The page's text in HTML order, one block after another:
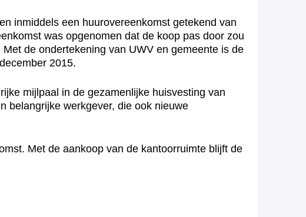
inmiddels een huurovereenkomst getekend van
was opgenomen dat de koop pas door zou
de ondertekening van UWV en gemeente is de
2015.
mijlpaal in de gezamenlijke huisvesting van
belangrijke werkgever, die ook nieuwe
Met de aankoop van de kantoorruimte blijft de